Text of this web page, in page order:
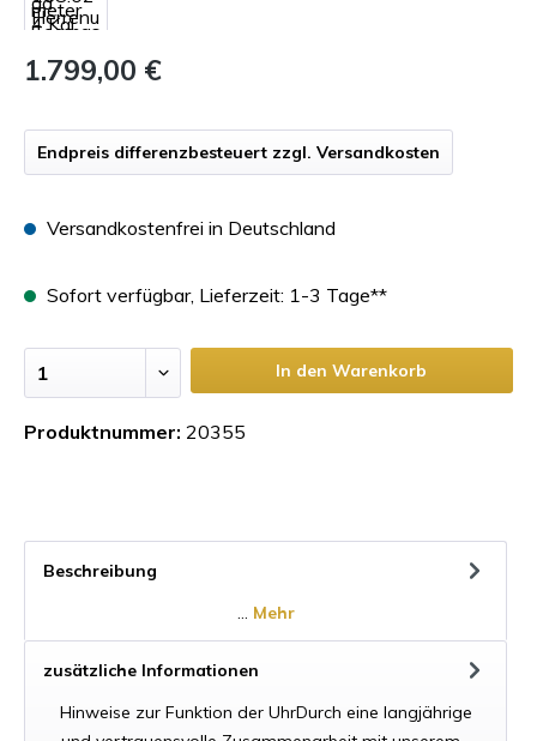
1.799,00 €
Endpreis differenzbesteuert zzgl. Versandkosten
Versandkostenfrei in Deutschland
Sofort verfügbar, Lieferzeit: 1-3 Tage**
In den Warenkorb
Produktnummer: 20355
Beschreibung
… Mehr
zusätzliche Informationen
Hinweise zur Funktion der UhrDurch eine langjährige